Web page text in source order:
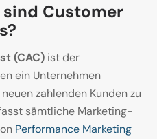
sind Customer
(CAC) ist der
ein Unternehmen
zahlenden Kunden zu
sämtliche Marketing-
Performance Marketing